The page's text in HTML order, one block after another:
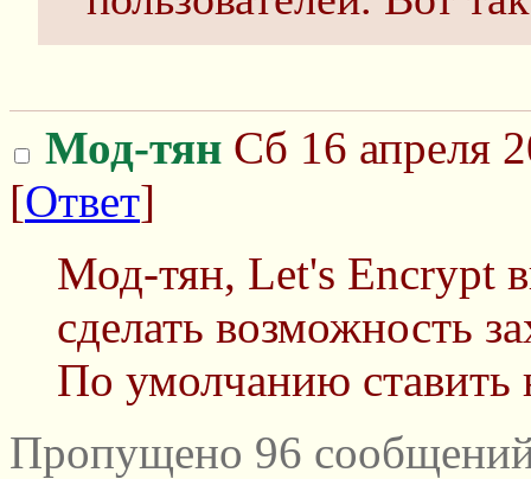
Мод-тян Сб 16 апреля
[Ответ]
Мод-тян, Let's Encrypt
сделать возможность
По умолчанию ставить
Пропущено 96